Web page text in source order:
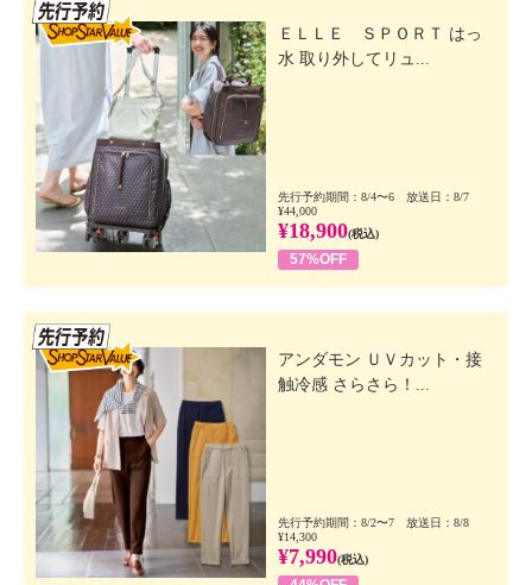
ＥＬＬＥ ＳＰＯＲＴ はっ
水 取り外してリュ...
先行予約期間：8/4〜6 放送日：8/7
¥44,000
¥18,900(税込)
57%OFF
アンダモン ＵＶカット・接
触冷感 さらさら！...
先行予約期間：8/2〜7 放送日：8/8
¥14,300
¥7,990(税込)